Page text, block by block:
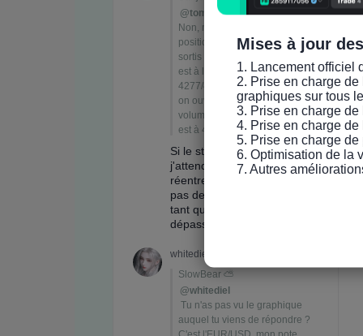
Mises à jour
1. Lancement officiel
2. Prise en charge
graphiques sur tous
3. Prise en charge de
4. Prise en charge
5. Prise en charge
6. Optimisation de la
7. Autres